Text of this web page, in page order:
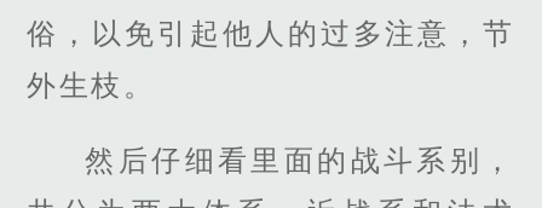
俗，以免引起他人的过多注意，节
外生枝。
然后仔细看里面的战斗系别，